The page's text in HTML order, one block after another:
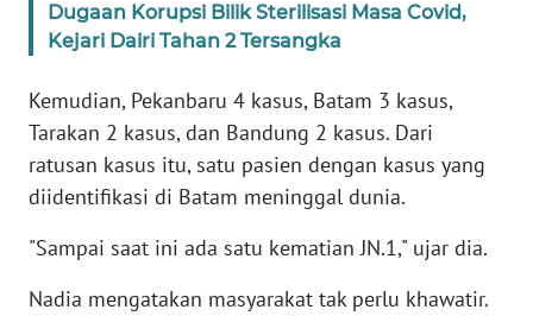
Dugaan Korupsi Bilik Sterilisasi Masa Covid,
Kejari Dairi Tahan 2 Tersangka
Kemudian, Pekanbaru 4 kasus, Batam 3 kasus,
Tarakan 2 kasus, dan Bandung 2 kasus. Dari
ratusan kasus itu, satu pasien dengan kasus yang
diidentifikasi di Batam meninggal dunia.
"Sampai saat ini ada satu kematian JN.1," ujar dia.
Nadia mengatakan masyarakat tak perlu khawatir.
WN
JAKARTA
WN
JABAR
WN
NTT